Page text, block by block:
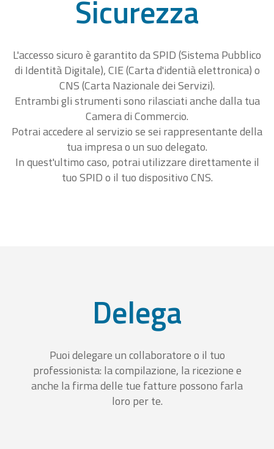
Sicurezza
L'accesso sicuro è garantito da SPID (Sistema Pubblico
di Identità Digitale), CIE (Carta d'identià elettronica) o
CNS (Carta Nazionale dei Servizi).
Entrambi gli strumenti sono rilasciati anche dalla tua
Camera di Commercio.
Potrai accedere al servizio se sei rappresentante della
tua impresa o un suo delegato.
In quest'ultimo caso, potrai utilizzare direttamente il
tuo SPID o il tuo dispositivo CNS.
Delega
Puoi delegare un collaboratore o il tuo
professionista: la compilazione, la ricezione e
anche la firma delle tue fatture possono farla
loro per te.